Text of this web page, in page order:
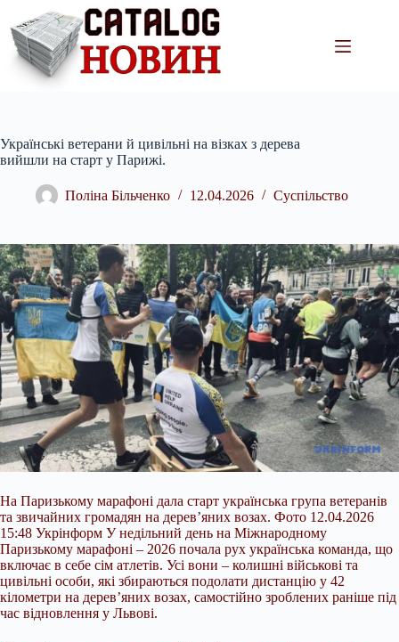
вмісту
Українські ветерани й цивільні на візках з дерева
вийшли на старт у Парижі.
Поліна Більченко 12.04.2026 Суспільство
На Паризькому марафоні дала старт українська група ветеранів
та звичайних громадян на дерев’яних возах. Фото 12.04.2026
15:48 Укрінформ У недільний день на Міжнародному
Паризькому марафоні – 2026 почала рух українська команда, що
включає в себе сім атлетів. Усі вони – колишні військові та
цивільні особи, які збираються подолати дистанцію у 42
кілометри на дерев’яних возах, самостійно зроблених раніше під
час відновлення у Львові.